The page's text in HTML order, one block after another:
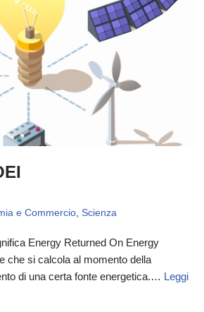
e Commercio Scienza
Energy Returned On Energy
che si calcola al momento della
di una certa fonte energetica.… Leggi